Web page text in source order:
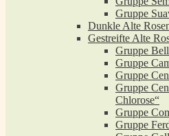
Gruppe
Dunkle Alte
Gestreifte Alte
Gruppe
Gruppe
Gruppe
Gruppe
Chlorose“
Gruppe
Gruppe